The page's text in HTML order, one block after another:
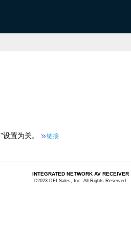
置为关。
链接
INTEGRATED NETWORK AV RECEIVER
©2023 DEI Sales, Inc. All Rights Reserved.